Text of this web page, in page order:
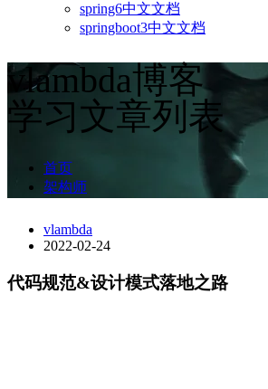
spring6中文文档
springboot3中文文档
vlambda博客
学习文章列表
首页
架构师
vlambda
2022-02-24
代码规范&设计模式落地之路